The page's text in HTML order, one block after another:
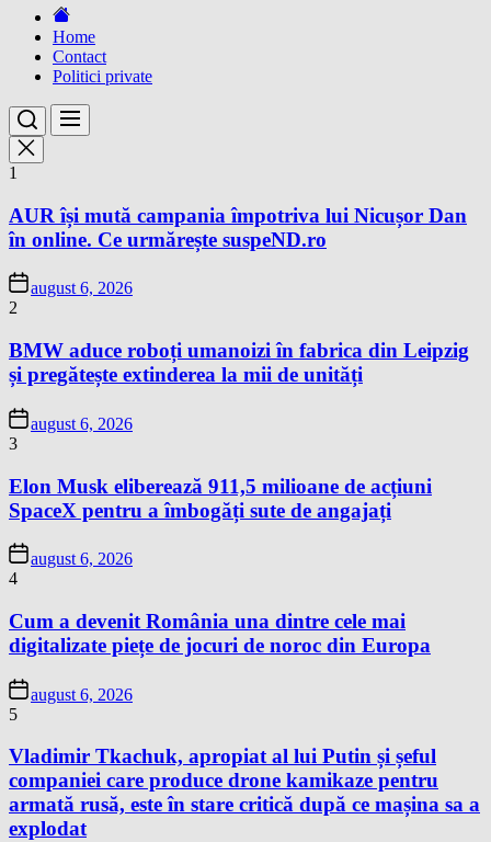
Home
Contact
Politici private
1
AUR își mută campania împotriva lui Nicușor Dan
în online. Ce urmărește suspeND.ro
august 6, 2026
2
BMW aduce roboți umanoizi în fabrica din Leipzig
și pregătește extinderea la mii de unități
august 6, 2026
3
Elon Musk eliberează 911,5 milioane de acțiuni
SpaceX pentru a îmbogăți sute de angajați
august 6, 2026
4
Cum a devenit România una dintre cele mai
digitalizate piețe de jocuri de noroc din Europa
august 6, 2026
5
Vladimir Tkachuk, apropiat al lui Putin și șeful
companiei care produce drone kamikaze pentru
armată rusă, este în stare critică după ce mașina sa a
explodat